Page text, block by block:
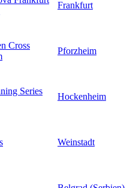
Frankfurt
Cross
Pforzheim
Series
Hockenheim
Weinstadt